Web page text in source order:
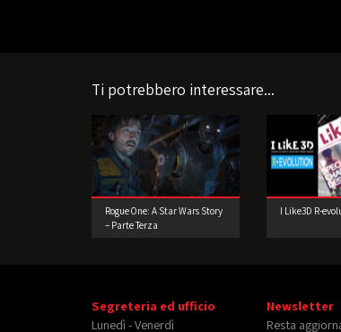
Ti potrebbero interessare...
Rogue One: A Star Wars Story
– Parte Terza
I Like3D R-
Segreteria ed ufficio
Lunedì - Venerdì
Newsletter
Resta